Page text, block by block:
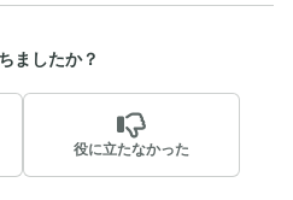
ましたか？
役に立たなかった